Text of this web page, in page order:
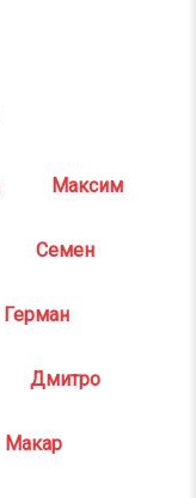
Максим
Семен
Герман
Дмитро
Макар